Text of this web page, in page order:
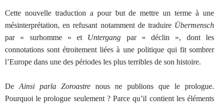
Cette nouvelle traduction a pour but de mettre un terme à une
mésinterprétation, en refusant notamment de traduire Übermensch
par « surhomme » et Untergang par « déclin », dont les
connotations sont étroitement liées à une politique qui fit sombrer
l’Europe dans une des périodes les plus terribles de son histoire.
De Ainsi parla Zoroastre nous ne publions que le prologue.
Pourquoi le prologue seulement ? Parce qu’il contient les éléments